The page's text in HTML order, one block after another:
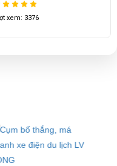
Lượt xem: 4185